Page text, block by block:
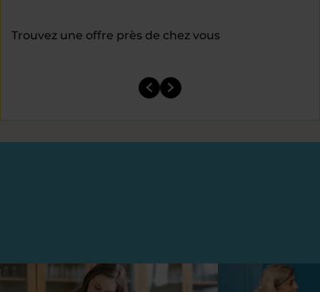
Trouvez une offre près de chez vous